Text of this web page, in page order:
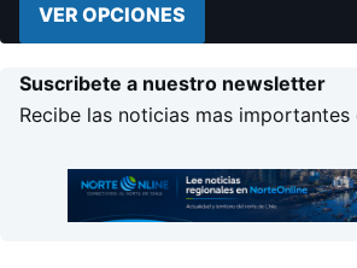
VER OPCIONES
Suscribete a nuestro newsletter
Recibe las noticias mas importantes